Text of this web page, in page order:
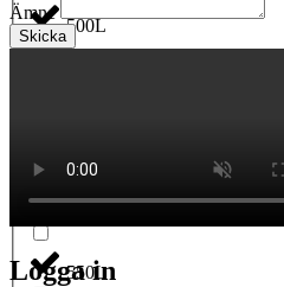
500L
550L
Ämne
Skicka
Logga in